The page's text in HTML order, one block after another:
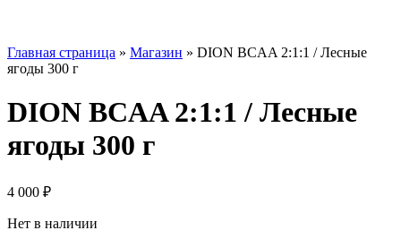
Главная страница » Магазин » DION BCAA 2:1:1 / Лесные
ягоды 300 г
DION BCAA 2:1:1 / Лесные
ягоды 300 г
4 000 ₽
Нет в наличии